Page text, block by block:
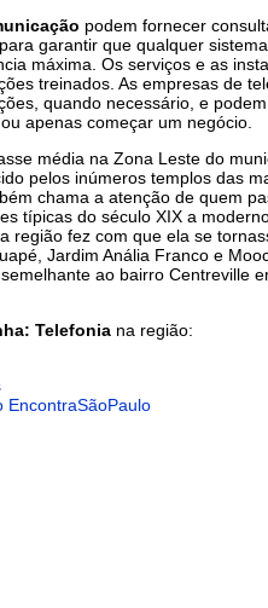
podem fornecer
garantir que qualquer
máxima. Os serviços e as
treinados. As empresas de
quando necessário, e
apenas começar um negócio.
média na Zona Leste do
pelos inúmeros templos das
chama a atenção de quem
típicas do século XIX a
região fez com que ela se
Jardim Anália Franco e
ao bairro Centreville
Telefonia na região:
EncontraSãoPaulo